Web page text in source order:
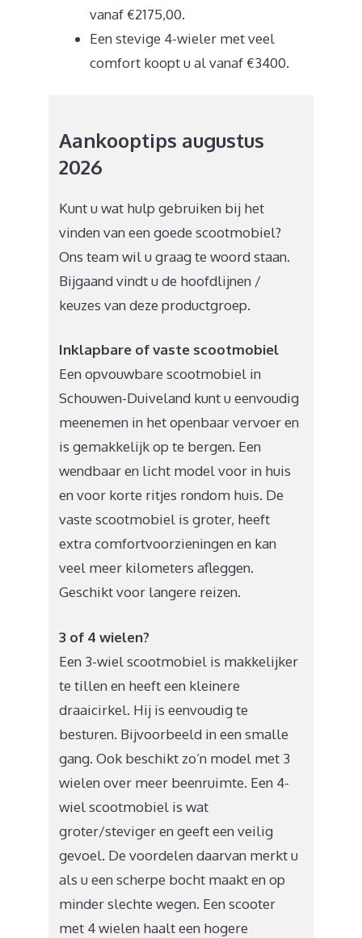
vanaf €2175,00.
Een stevige 4-wieler met veel
comfort koopt u al vanaf €3400.
Aankooptips augustus
2026
Kunt u wat hulp gebruiken bij het
vinden van een goede scootmobiel?
Ons team wil u graag te woord staan.
Bijgaand vindt u de hoofdlijnen /
keuzes van deze productgroep.
Inklapbare of vaste scootmobiel
Een opvouwbare scootmobiel in
Schouwen-Duiveland kunt u eenvoudig
meenemen in het openbaar vervoer en
is gemakkelijk op te bergen. Een
wendbaar en licht model voor in huis
en voor korte ritjes rondom huis. De
vaste scootmobiel is groter, heeft
extra comfortvoorzieningen en kan
veel meer kilometers afleggen.
Geschikt voor langere reizen.
3 of 4 wielen?
Een 3-wiel scootmobiel is makkelijker
te tillen en heeft een kleinere
draaicirkel. Hij is eenvoudig te
besturen. Bijvoorbeeld in een smalle
gang. Ook beschikt zo’n model met 3
wielen over meer beenruimte. Een 4-
wiel scootmobiel is wat
groter/steviger en geeft een veilig
gevoel. De voordelen daarvan merkt u
als u een scherpe bocht maakt en op
minder slechte wegen. Een scooter
met 4 wielen haalt een hogere